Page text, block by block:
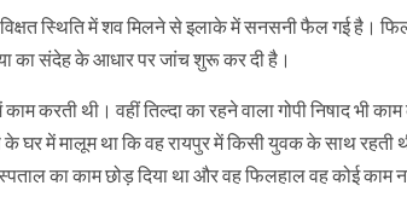
स्थिति में शव मिलने से इलाके में सनसनी फैल गई है।
का संदेह के आधार पर जांच शुरू कर दी है।
करती थी। वहीं तिल्दा का रहने वाला गोपी निषाद भी
घर में मालूम था कि वह रायपुर में किसी युवक के साथ रहती
का काम छोड़ दिया था और वह फिलहाल वह कोई काम